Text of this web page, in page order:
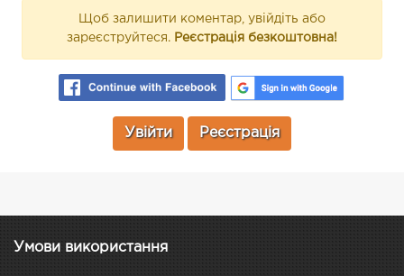
Щоб залишити коментар, увійдіть або
зареєструйтеся. Реєстрація безкоштовна!
Увійти Реєстрація
Умови використання